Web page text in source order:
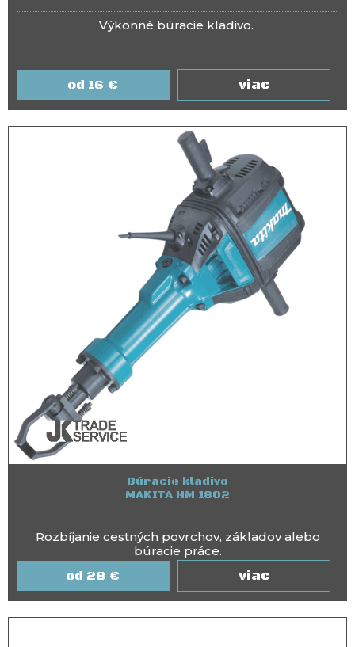
Výkonné búracie kladivo.
16 € viac
Búracie kladivo
MAKITA HM 1802
Rozbíjanie cestných povrchov, základov alebo
búracie práce.
28 € viac